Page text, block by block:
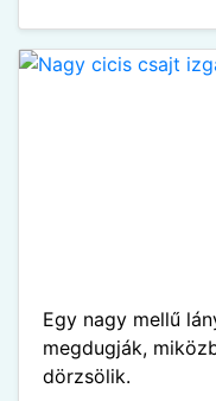
Egy nagy mellű
megdugják,
dörzsölik.